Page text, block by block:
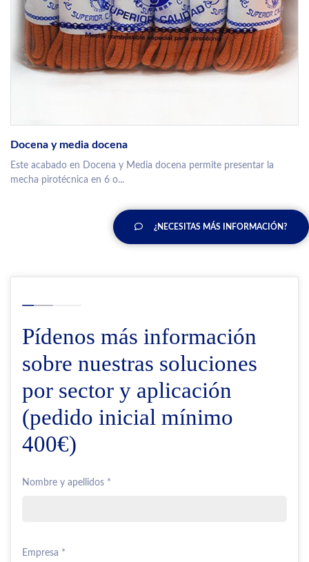
Docena y media docena
Este acabado en Docena y Media docena permite presentar la
mecha pirotécnica en 6 o...
¿NECESITAS MÁS INFORMACIÓN?
Pídenos más información
sobre nuestras soluciones
por sector y aplicación
(pedido inicial mínimo
400€)
Nombre y apellidos *
Empresa *